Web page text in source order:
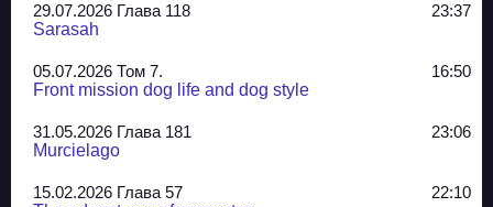
29.07.2026 Глава 118
23:37
Sarasah
05.07.2026 Том 7.
16:50
Front mission dog life and dog style
31.05.2026 Глава 181
23:06
Murcielago
15.02.2026 Глава 57
22:10